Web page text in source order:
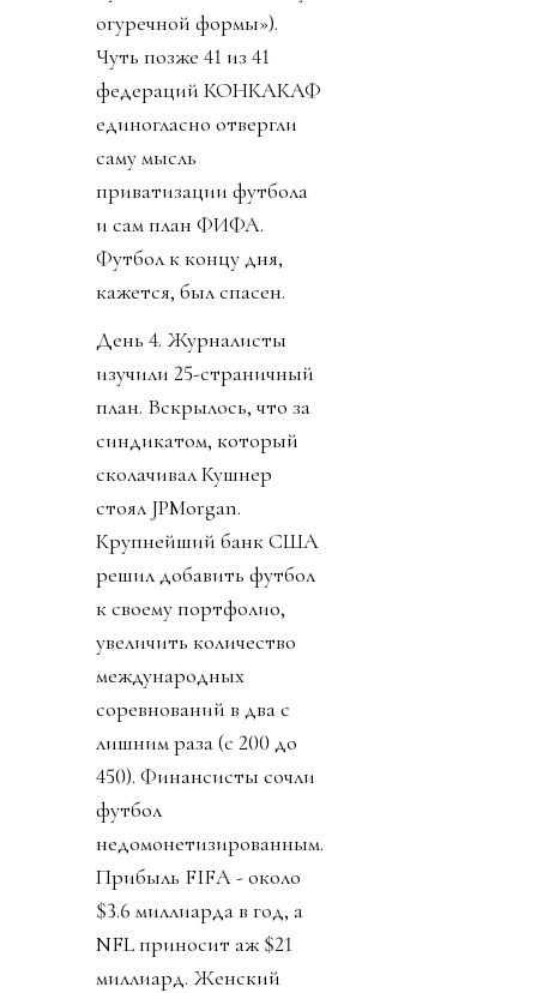
огуречной формы»).
Чуть позже 41 из 41
федераций КОНКАКАФ
единогласно отвергли
саму мысль
приватизации футбола
и сам план ФИФА.
Футбол к концу дня,
кажется, был спасен.
День 4. Журналисты
изучили 25-страничный
план. Вскрылось, что за
синдикатом, который
сколачивал Кушнер
стоял JPMorgan.
Крупнейший банк США
решил добавить футбол
к своему портфолио,
увеличить количество
международных
соревнований в два с
лишним раза (с 200 до
450). Финансисты сочли
футбол
недомонетизированным.
Прибыль FIFA - около
$3.6 миллиарда в год, а
NFL приносит аж $21
миллиард. Женский